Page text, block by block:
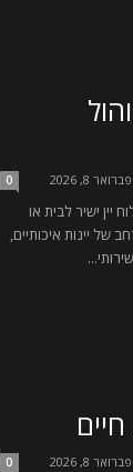
פברואר 8, 2026 0
יין ישיר לבית או
של יינות איכותיים,
פברואר 8, 2026 0